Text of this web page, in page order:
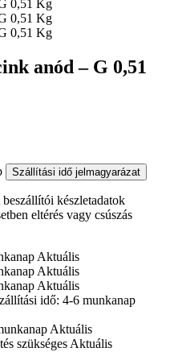
anód – G 0,51
Szállítási idő jelmagyarázat
készletadatok
eltérés vagy csúszás
Aktuális
Aktuális
Aktuális
idő: 4-6 munkanap
Aktuális
szükséges Aktuális